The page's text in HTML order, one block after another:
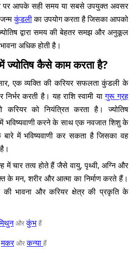
पर आपके सही समय या सबसे उपयुक्त अवसर
जन्मकुंडलीका उपयोग करता है जिसका आपको
द्वारा समय की बेहतर समझ और अनुकूल
अधिक होती है।
ज्योतिष कैसे काम करता है?
एक व्यक्ति की करियर सफलता कुंडली के
निर्भर करती है। यह राशि स्वामी यागुरू ग्रह
करियर को नियंत्रित करता है। ज्योतिष
में भविष्यवाणी करने के साथ एक नवजात शिशु के
में भविष्यवाणी कर सकता है जिसका वह
में चार तत्व होते हैं जैसे वायु, पृथ्वी, अग्नि और
के मन, शरीर और आत्मा का निर्माण करते हैं।
भावना और करियर क्षेत्र की प्रकृति के
औरकुंभहैं
मकरऔरकन्या हैं